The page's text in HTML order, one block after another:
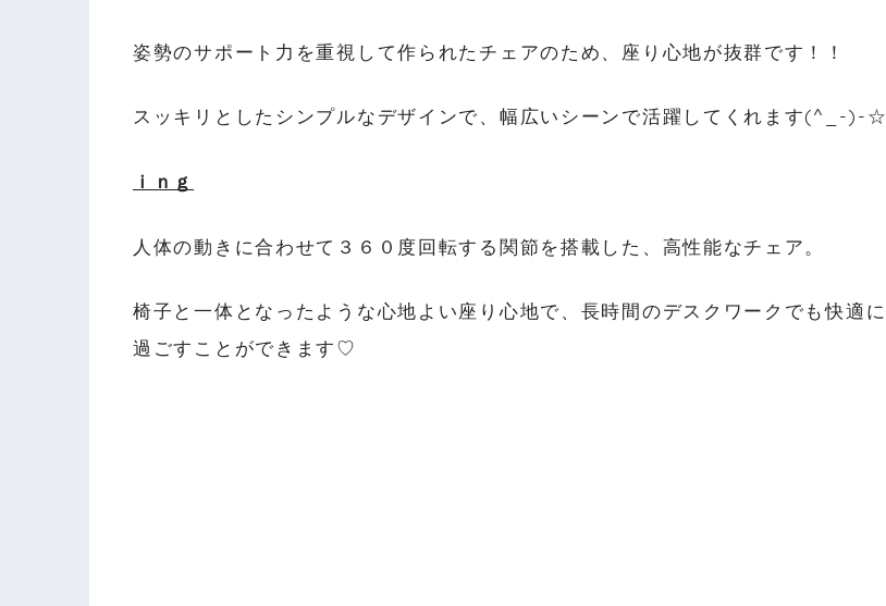
姿勢のサポート力を重視して作られたチェアのため、座り心地が抜群です！！
スッキリとしたシンプルなデザインで、幅広いシーンで活躍してくれます(^_-)-☆
ｉｎｇ
人体の動きに合わせて３６０度回転する関節を搭載した、高性能なチェア。
椅子と一体となったような心地よい座り心地で、長時間のデスクワークでも快適に
過ごすことができます♡